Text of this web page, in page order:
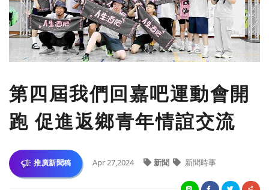
第四屆我們回嘉吧運動會開
跑 促進返鄉青年情誼交流
推廣新聞稿 Apr 27,2024 新聞 新聞時事